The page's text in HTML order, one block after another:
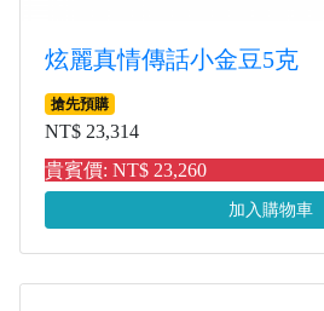
炫麗真情傳話小金豆5克
搶先預購
NT$ 23,314
貴賓價: NT$ 23,260
加入購物車